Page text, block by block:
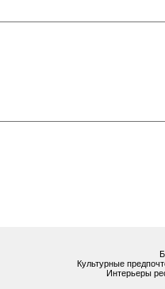
Культурные
Интерьеры